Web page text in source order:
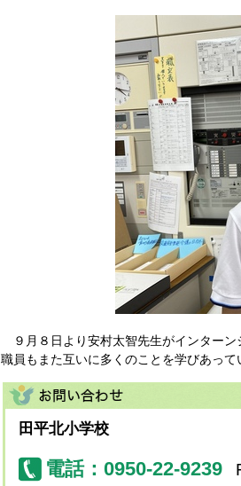
９月８日より安村太智先生がインターン
職員もまた互いに多くのことを学びあって
田平北小学校
電話：0950-22-9239